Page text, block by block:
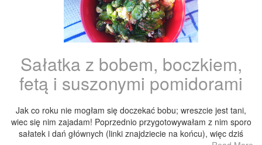
Sałatka z bobem, boczkiem,
fetą i suszonymi pomidorami
Jak co roku nie mogłam się doczekać bobu; wreszcie jest tani,
wiec się nim zajadam! Poprzednio przygotowywałam z nim sporo
sałatek i dań głównych (linki znajdziecie na końcu), więc dziś